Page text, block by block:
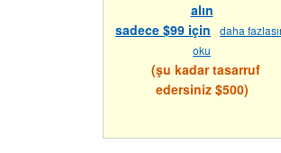
alın
sadece $99 için
daha
oku
(şu kadar tasarruf
edersiniz $500)